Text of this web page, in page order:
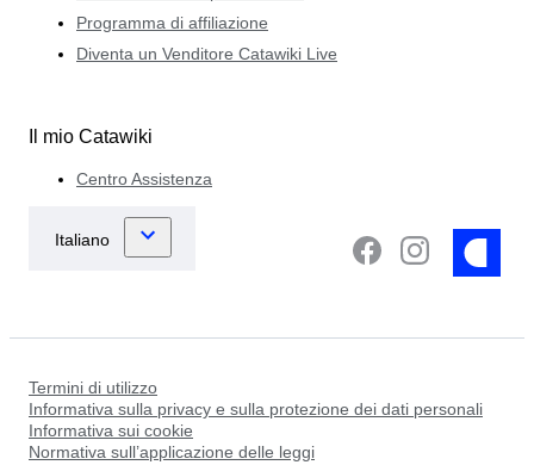
Programma di affiliazione
Diventa un Venditore Catawiki Live
Il mio Catawiki
Centro Assistenza
Termini di utilizzo
Informativa sulla privacy e sulla protezione dei dati personali
Informativa sui cookie
Normativa sull’applicazione delle leggi